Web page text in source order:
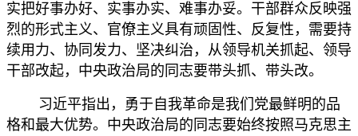
实把好事办好、实事办实、难事办妥。干部群众反映强
烈的形式主义、官僚主义具有顽固性、反复性，需要持
续用力、协同发力、坚决纠治，从领导机关抓起、领导
干部改起，中央政治局的同志要带头抓、带头改。
习近平指出，勇于自我革命是我们党最鲜明的品
格和最大优势。中央政治局的同志要始终按照马克思主